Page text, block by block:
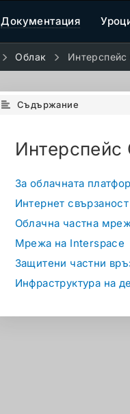
Документация
Облак
Съдържание
За облачната
Интернет
Облачна частна
Мрежа на Interspace
Защитени частни
Инфраструктура на